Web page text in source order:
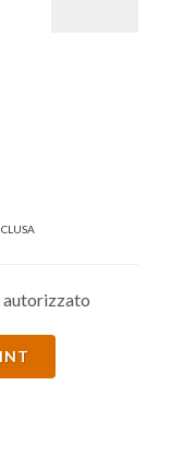
autorizzato